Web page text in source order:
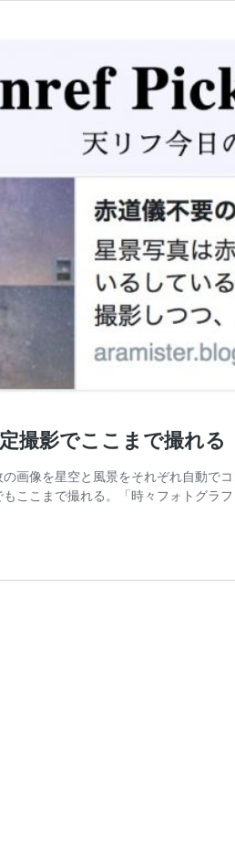
撮影でここまで撮れる
画像を星空と風景をそれぞれ自動で
ここまで撮れる。「時々フォトグラ